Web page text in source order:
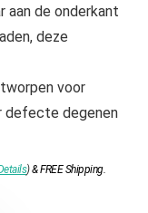
aan de onderkant
deze
voor
defecte degenen
)&FREE Shipping.